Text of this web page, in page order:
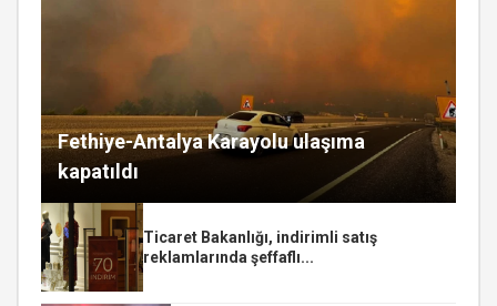
Fethiye-Antalya Karayolu ulaşıma
kapatıldı
Ticaret Bakanlığı, indirimli satış
reklamlarında şeffaflı...